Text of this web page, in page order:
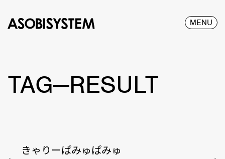
MENU
TAG—RESULT
きゃりーぱみゅぱみゅ